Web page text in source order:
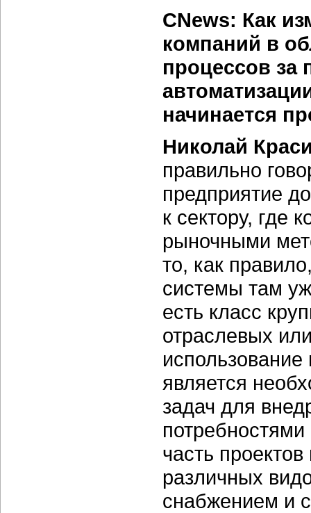
CNews: Как
компаний в
процессов за
начинается
Николай
правильно
предприятие
к сектору, где
рыночными
то, как
системы там
есть класс
отраслевых
является
задач для
часть
различных
снабжением и